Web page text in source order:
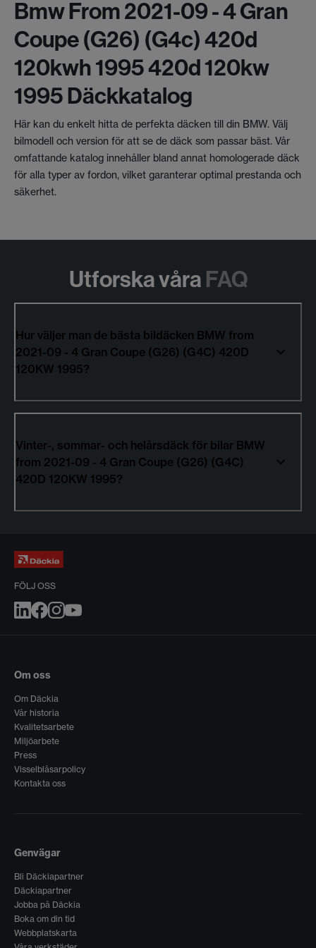
Bmw From 2021-09 - 4 Gran
Coupe (g26) (g4c) 420d
120kwh 1995 420d 120kw
1995 Däckkatalog
Här kan du enkelt hitta de perfekta däcken till din BMW. Välj
bilmodell och version för att se de däck som passar bäst. Vår
omfattande katalog innehåller bland annat homologerade däck
för alla typer av fordon, vilket garanterar optimal prestanda och
säkerhet.
Utforska våra FAQ
Hur väljer man de bästa bildäcken BMW from
2021-09 - 4 Gran Coupe (G26) (G4C) 420D
120KW 1995?
Vinter-, sommar- och helårsdäck för bilar BMW
from 2021-09 - 4 Gran Coupe (G26) (G4C)
420D 120KW 1995?
FÖLJ OSS
Om oss
Om Däckia
Vår historia
Kvalitetsarbete
Miljöarbete
Press
Visselblåsarpolicy
Kontakta oss
Genvägar
Bli Däckiapartner
Däckiapartner
Jobba på Däckia
Boka om din tid
Webbplatskarta